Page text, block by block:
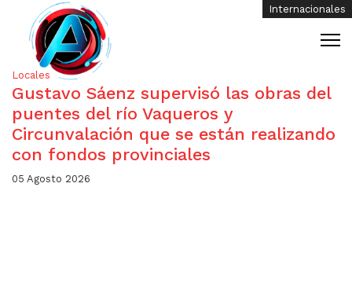
Locales
Gustavo Sáenz supervisó las obras del
puentes del río Vaqueros y
Circunvalación que se están realizando
con fondos provinciales
05 Agosto 2026
Nacionales
Nacionales
Nacionales
Nacionales
Nacionales
Nacionales
Nacionales
Nacionales
Nacionales
Internacionales
Internacionales
Internacionales
Internacionales